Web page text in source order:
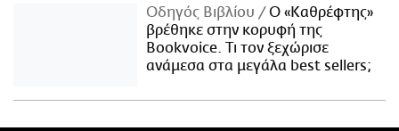
Οδηγός Βιβλίου
Ο «Καθρέφτης»
βρέθηκε στην κορυφή της
Bookvoice. Τι τον ξεχώρισε
ανάμεσα στα μεγάλα best sellers;